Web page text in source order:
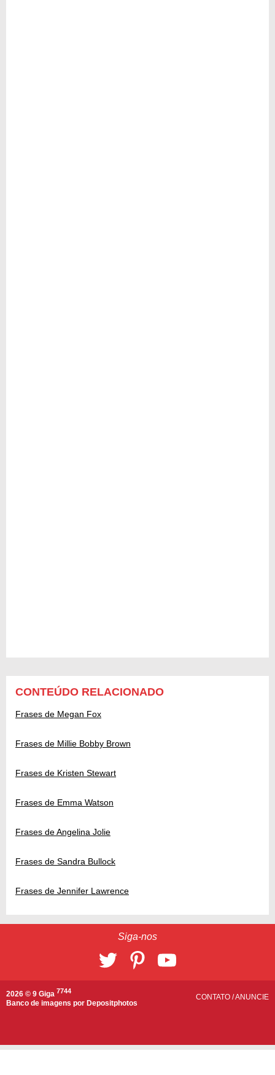
CONTEÚDO RELACIONADO
Frases de Megan Fox
Frases de Millie Bobby Brown
Frases de Kristen Stewart
Frases de Emma Watson
Frases de Angelina Jolie
Frases de Sandra Bullock
Frases de Jennifer Lawrence
Siga-nos
2026 © 9 Giga 7744
Banco de imagens por Depositphotos
CONTATO /ANUNCIE